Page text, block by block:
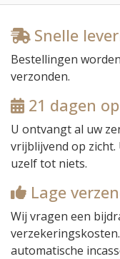
Snelle
Bestellingen
verzonden.
21 dagen
U ontvangt al uw
vrijblijvend op zicht.
uzelf tot niets.
Lage
Wij vragen een
verzekeringskosten.
automatische